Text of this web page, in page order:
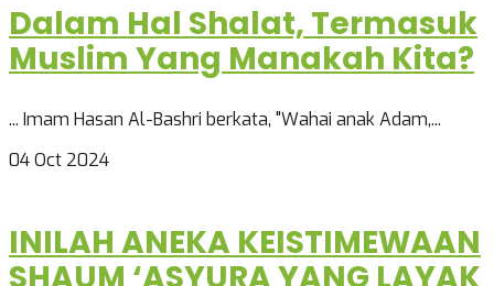
Dalam Hal Shalat, Termasuk
Muslim Yang Manakah Kita?
... Imam Hasan Al-Bashri berkata, "Wahai anak Adam,...
04 Oct 2024
INILAH ANEKA KEISTIMEWAAN
SHAUM ‘ASYURA YANG LAYAK